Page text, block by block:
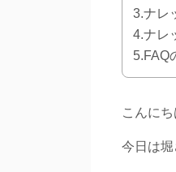
3.ナレ
4.ナレ
5.FAQ
こんに
今日は